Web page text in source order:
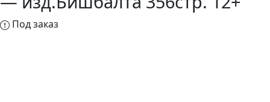
Под заказ